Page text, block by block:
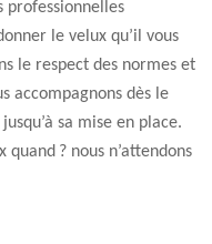
professionnelles
le velux qu’il vous
le respect des normes et
accompagnons dès le
sa mise en place.
? nous n’attendons